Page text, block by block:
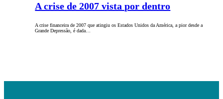
A crise de 2007 vista por dentro
A crise financeira de 2007 que atingiu os Estados Unidos da América, a pior desde a
Grande Depressão, é dada…